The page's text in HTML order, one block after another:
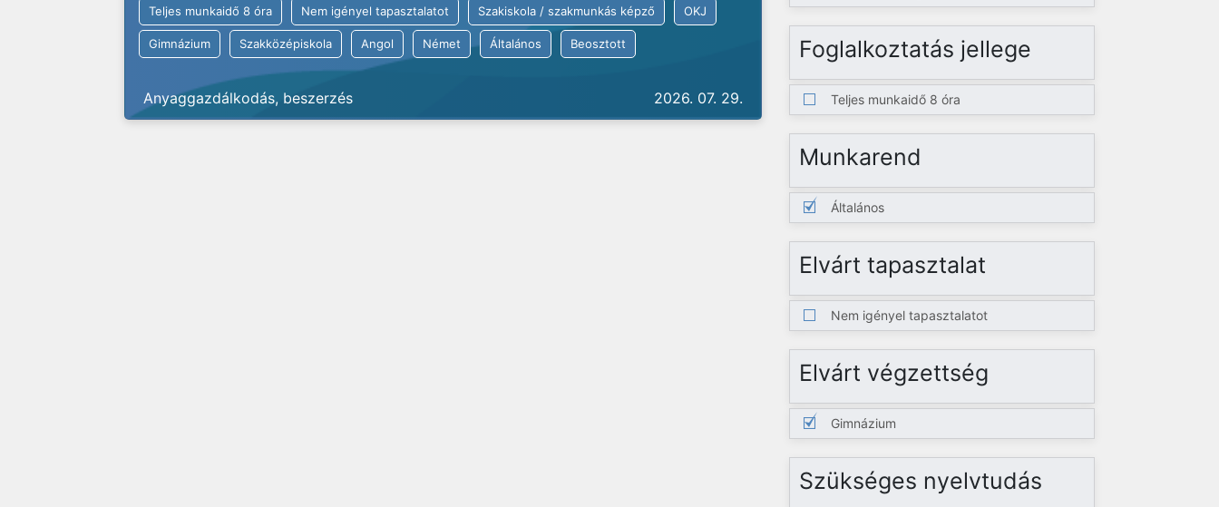
Teljes munkaidő 8 óra Nem igényel tapasztalatot Szakiskola / szakmunkás képző OKJ
Gimnázium Szakközépiskola Angol Német Általános Beosztott
Anyaggazdálkodás, beszerzés 2026. 07. 29.
Foglalkoztatás jellege
Teljes munkaidő 8 óra
Munkarend
Általános
Elvárt tapasztalat
Nem igényel tapasztalatot
Elvárt végzettség
Gimnázium
Szükséges nyelvtudás